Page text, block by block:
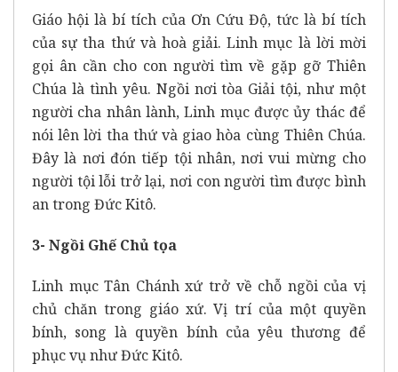
Giáo hội là bí tích của Ơn Cứu Độ, tức là bí tích
của sự tha thứ và hoà giải. Linh mục là lời mời
gọi ân cần cho con người tìm về gặp gỡ Thiên
Chúa là tình yêu. Ngồi nơi tòa Giải tội, như một
người cha nhân lành, Linh mục được ủy thác để
nói lên lời tha thứ và giao hòa cùng Thiên Chúa.
Đây là nơi đón tiếp tội nhân, nơi vui mừng cho
người tội lỗi trở lại, nơi con người tìm được bình
an trong Đức Kitô.
3- Ngồi Ghế Chủ tọa
Linh mục Tân Chánh xứ trở về chỗ ngồi của vị
chủ chăn trong giáo xứ. Vị trí của một quyền
bính, song là quyền bính của yêu thương để
phục vụ như Đức Kitô.